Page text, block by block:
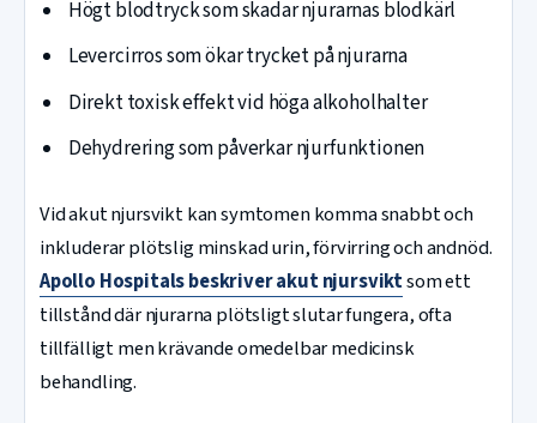
Högt blodtryck som skadar njurarnas blodkärl
Levercirros som ökar trycket på njurarna
Direkt toxisk effekt vid höga alkoholhalter
Dehydrering som påverkar njurfunktionen
Vid akut njursvikt kan symtomen komma snabbt och
inkluderar plötslig minskad urin, förvirring och andnöd.
Apollo Hospitals beskriver akut njursviktsom ett
tillstånd där njurarna plötsligt slutar fungera, ofta
tillfälligt men krävande omedelbar medicinsk
behandling.